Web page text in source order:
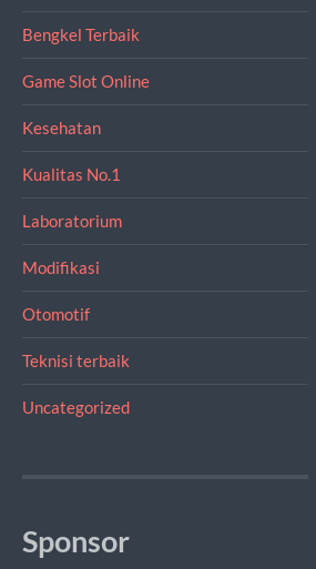
Bengkel Terbaik
Game Slot Online
Kesehatan
Kualitas No.1
Laboratorium
Modifikasi
Otomotif
Teknisi terbaik
Uncategorized
Sponsor